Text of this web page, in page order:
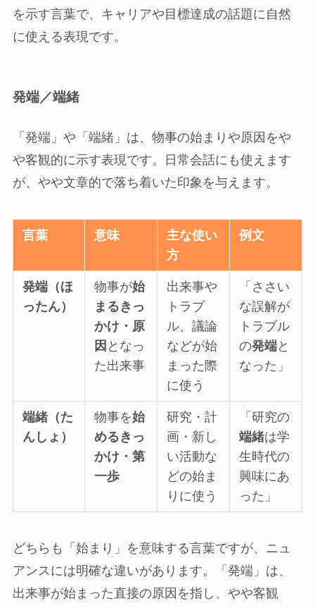
を示す言葉で、キャリアや目標達成の話題に自然
に使える表現です。
発端／端緒
「発端」や「端緒」は、物事の始まりや原因をや
や客観的に示す表現です。日常会話にも使えます
が、やや文章的で落ち着いた印象を与えます。
言葉 意味
主な使い
方
例文
発端（ほ
ったん）
物事が始
まるきっ
かけ・原
因 となっ
た出来事
出来事や
トラブ
ル、議論
などが始
まった際
に使う
「ささい
な誤解が
トラブル
の発端と
なった」
端緒（た
んしょ）
物事を始
めるきっ
かけ・第
一歩
研究・計
画・新し
い活動な
どの始ま
りに使う
「研究の
端緒は学
生時代の
興味にあ
った」
どちらも「始まり」を意味する言葉ですが、ニュ
アンスには明確な違いがあります。「発端」は、
出来事が始まった直接の原因を指し、やや客観